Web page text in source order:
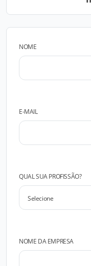
NOME
E-MAIL
QUAL SUA PROFISSÃO?
NOME DA EMPRESA